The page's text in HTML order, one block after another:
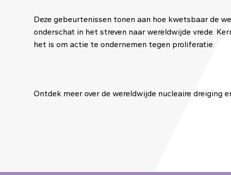
Deze gebeurtenissen tonen aan hoe kwetsbaar de
onderschat in het streven naar wereldwijde vrede.
het is om actie te ondernemen tegen proliferatie.
Ontdek meer over de wereldwijde nucleaire dreiging